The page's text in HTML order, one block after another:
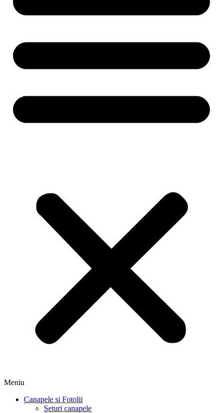
Meniu
Canapele si Fotolii
Seturi canapele